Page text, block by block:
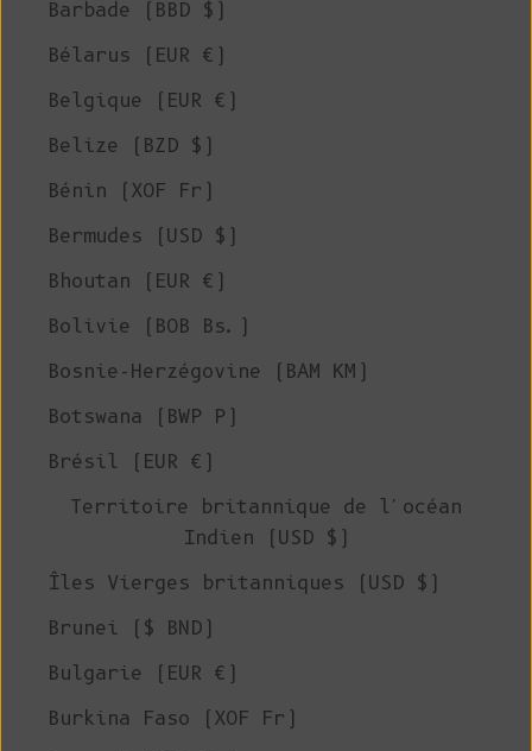
Barbade (BBD $)
Bélarus (EUR €)
Belgique (EUR €)
Belize (BZD $)
Bénin (XOF Fr)
Bermudes (USD $)
Bhoutan (EUR €)
Bolivie (BOB Bs.)
Bosnie-Herzégovine (BAM КМ)
Botswana (BWP P)
Brésil (EUR €)
Territoire britannique de l'océan
Indien (USD $)
Îles Vierges britanniques (USD $)
Brunei ($ BND)
Bulgarie (EUR €)
Burkina Faso (XOF Fr)